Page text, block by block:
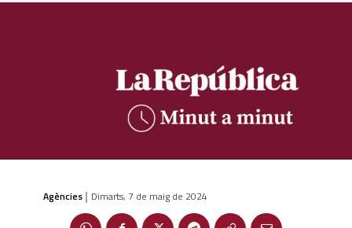
Agències | Dimarts, 7 de maig de 2024